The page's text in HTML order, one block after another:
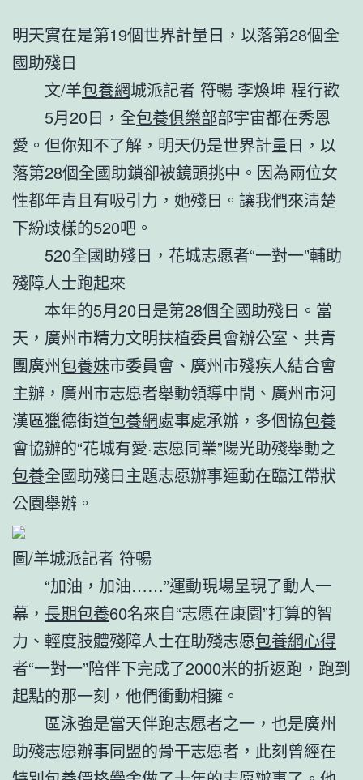
明天實在是第19個世界計量日，以落第28個全
國助殘日
文/羊包養網城派記者 符暢 李煥坤 程行歡
5月20日，全包養俱樂部部宇宙都在秀恩
愛。但你知不了解，明天仍是世界計量日，以
落第28個全國助鎖卻被鏡頭挑中。因為兩位女
性都年青且有吸引力，她殘日。讓我們來清楚
下紛歧樣的520吧。
520全國助殘日，花城志愿者“一對一”輔助
殘障人士跑起來
本年的5月20日是第28個全國助殘日。當
天，廣州市精力文明扶植委員會辦公室、共青
團廣州包養妹市委員會、廣州市殘疾人結合會
主辦，廣州市志愿者舉動領導中間、廣州市河
漢區獵德街道包養網處事處承辦，多個協包養
會協辦的“花城有愛·志愿同業”陽光助殘舉動之
包養全國助殘日主題志愿辦事運動在臨江帶狀
公園舉辦。
圖/羊城派記者 符暢
“加油，加油……”運動現場呈現了動人一
幕， 長期包養60名來自“志愿在康園”打算的智
力、輕度肢體殘障人士在助殘志愿包養網心得
者“一對一”陪伴下完成了2000米的折返跑，跑到
起點的那一刻，他們衝動相擁。
區泳強是當天伴跑志愿者之一，也是廣州
助殘志愿辦事同盟的骨干志愿者，此刻曾經在